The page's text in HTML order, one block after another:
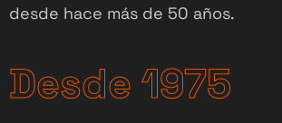
desde hace más de 50 años.
Desde 1975